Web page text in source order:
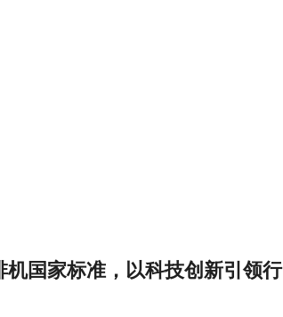
机国家标准，以科技创新引领行